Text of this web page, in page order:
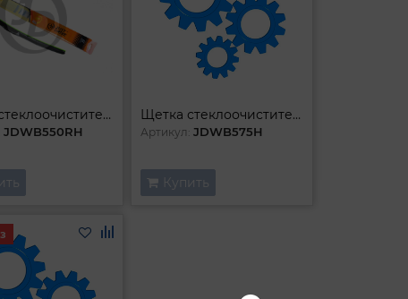
Щетка стеклоочистителя гибридная
JDWB550RH
Щетка стеклоочистителя гибридная
Артикул:JDWB575H
Купить